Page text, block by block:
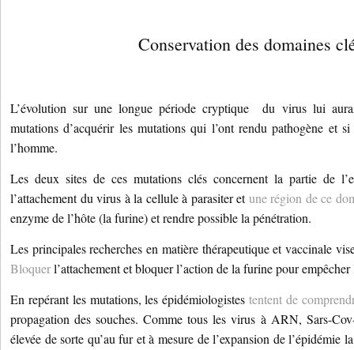
Conservation des domaines
L’évolution sur une longue période cryptique du virus lui
mutations d’acquérir les mutations qui l’ont rendu pathogène et
l’homme.
Les deux sites de ces mutations clés concernent la partie de
l’attachement du virus à la cellule à parasiter etune région de ce
enzyme de l’hôte (la furine) et rendre possible la pénétration.
Les principales recherches en matière thérapeutique et vaccinale
Bloquerl’attachement et bloquer l’action de la furine pour
En repérant les mutations, les épidémiologistestentent de
propagation des souches. Comme tous les virus à ARN, Sars-
élevée de sorte qu’au fur et à mesure de l’expansion de l’épidémie